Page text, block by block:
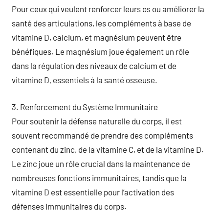
Pour ceux qui veulent renforcer leurs os ou améliorer la
santé des articulations, les compléments à base de
vitamine D, calcium, et magnésium peuvent être
bénéfiques. Le magnésium joue également un rôle
dans la régulation des niveaux de calcium et de
vitamine D, essentiels à la santé osseuse.
3. Renforcement du Système Immunitaire
Pour soutenir la défense naturelle du corps, il est
souvent recommandé de prendre des compléments
contenant du zinc, de la vitamine C, et de la vitamine D.
Le zinc joue un rôle crucial dans la maintenance de
nombreuses fonctions immunitaires, tandis que la
vitamine D est essentielle pour l’activation des
défenses immunitaires du corps.